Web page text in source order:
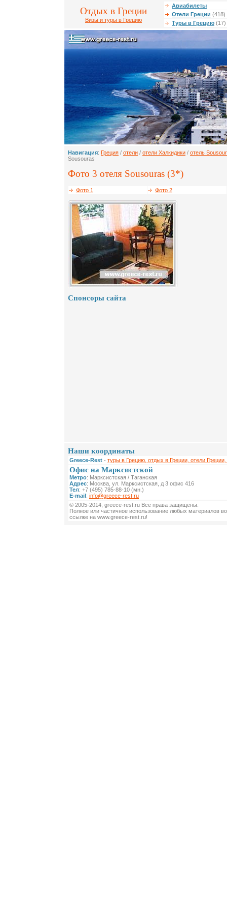
Отдых в Греции
Визы и туры в Грецию
Авиабилеты
Отели Греции (418)
Туры в Грецию (17)
Навигация: Греция / отели / отели Халкидики / отель
Sousouras
Фото 3 отеля Sousouras (3*)
Фото 1 Фото 2
Спонсоры сайта
Наши координаты
Greece-Rest - туры в Грецию, отдых в Греции, отели
Офис на Марксистской
Метро: Марксистская / Таганская
Адрес: Москва, ул. Марксистская, д 3 офис 416
Тел: +7 (495) 785-88-10 (мн.)
E-mail: info@greece-rest.ru
© 2005-2014, greece-rest.ru Все права защищены.
Полное или частичное использование любых материалов
ссылке на www.greece-rest.ru!